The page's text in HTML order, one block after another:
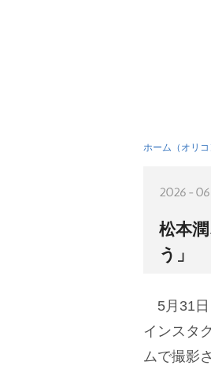
ホーム（オリコ
2026-
松本
う」
5月31日
インスタ
ムで撮影